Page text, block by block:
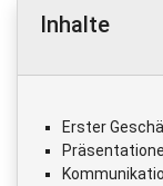
Inhalte
Erster